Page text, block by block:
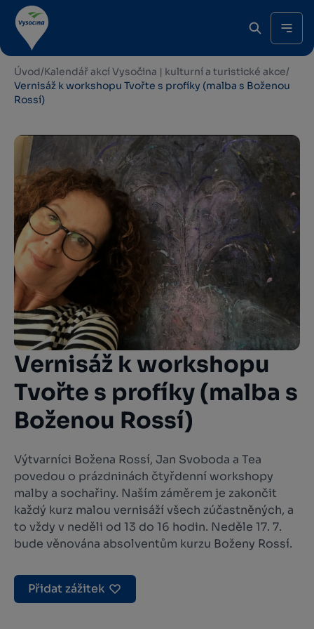
Úvod/Kalendář akcí Vysočina | kulturní a turistické akce/
Vernisáž k workshopu Tvořte s profíky (malba s Boženou
Rossí)
Vernisáž k workshopu
Tvořte s profíky (malba s
Boženou Rossí)
Výtvarníci Božena Rossí, Jan Svoboda a Tea
povedou o prázdninách čtyřdenní workshopy
malby a sochařiny. Naším záměrem je zakončit
každý kurz malou vernisáží všech zúčastněných, a
to vždy v neděli od 13 do 16 hodin. Neděle 17. 7.
bude věnována absolventům kurzu Boženy Rossí.
Přidat zážitek